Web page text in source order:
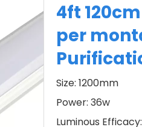
4ft
per
Size: 1200mm
Power: 36w
Luminous